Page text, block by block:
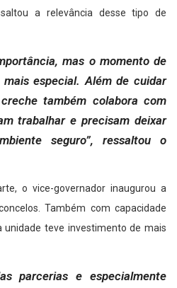
a relevância desse tipo de
mas o momento de
especial. Além de cuidar
também colabora com
trabalhar e precisam deixar
seguro”, ressaltou o
o vice-governador inaugurou a
Também com capacidade
unidade teve investimento de mais
parcerias e especialmente